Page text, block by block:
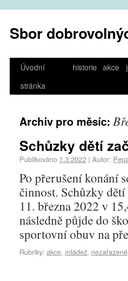
Sbor
Úvodní
stránka
historie akce
Archiv pro měsíc:
Schůzky dětí
Publikováno 1.3.2022 | Autor:
Po přerušení konání
činnost. Schůzky
11. března 2022 v
následně půjde do
sportovní obuv na
Rubriky: akce, mládež, nezařazené